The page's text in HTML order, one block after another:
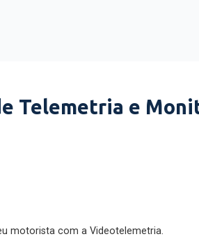
Telemetria e
motorista com a Videotelemetria.